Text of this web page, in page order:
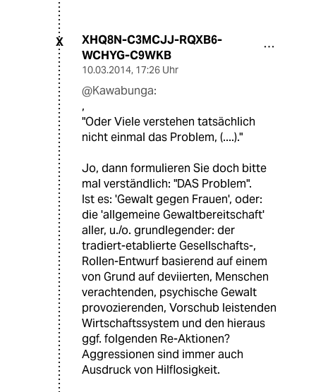
X
XHQ8N-C3MCJJ-RQXB6-
WCHYG-C9WKB
10.03.2014, 17:26 Uhr
@Kawabunga:
,
"Oder Viele verstehen tatsächlich
nicht einmal das Problem, (....)."
Jo, dann formulieren Sie doch bitte
mal verständlich: "DAS Problem".
Ist es: 'Gewalt gegen Frauen', oder:
die 'allgemeine Gewaltbereitschaft'
aller, u./o. grundlegender: der
tradiert-etablierte Gesellschafts-,
Rollen-Entwurf basierend auf einem
von Grund auf deviierten, Menschen
verachtenden, psychische Gewalt
provozierenden, Vorschub leistenden
Wirtschaftssystem und den hieraus
ggf. folgenden Re-Aktionen?
Aggressionen sind immer auch
Ausdruck von Hilflosigkeit.